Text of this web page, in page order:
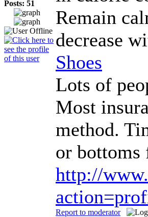
Posts: 51
Remain
decrease
Shoes
Lots of
Most
method.
or bottoms
http://
Report to moderator